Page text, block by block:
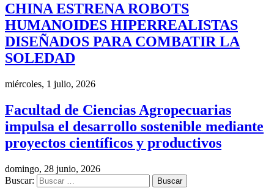
CHINA ESTRENA ROBOTS
HUMANOIDES HIPERREALISTAS
DISEÑADOS PARA COMBATIR LA
SOLEDAD
miércoles, 1 julio, 2026
Facultad de Ciencias Agropecuarias
impulsa el desarrollo sostenible mediante
proyectos científicos y productivos
domingo, 28 junio, 2026
Buscar: